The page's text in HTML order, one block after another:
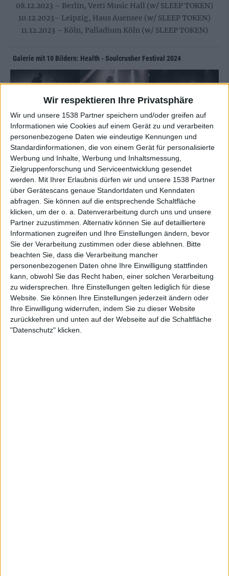
Wir respektieren Ihre Privatsphäre
Wir und unsere 1538 Partner speichern und/oder greifen auf
Informationen wie Cookies auf einem Gerät zu und verarbeiten
personenbezogene Daten wie eindeutige Kennungen und
Standardinformationen, die von einem Gerät für personalisierte
Werbung und Inhalte, Werbung und Inhaltsmessung,
Zielgruppenforschung und Serviceentwicklung gesendet
werden.
Mit Ihrer Erlaubnis dürfen wir und unsere 1538 Partner
über Gerätescans genaue Standortdaten und Kenndaten
abfragen. Sie können auf die entsprechende Schaltfläche
klicken, um der o. a. Datenverarbeitung durch uns und unsere
Partner zuzustimmen. Alternativ können Sie auf detailliertere
Informationen zugreifen und Ihre Einstellungen ändern, bevor
Sie der Verarbeitung zustimmen oder diese ablehnen.
Bitte
beachten Sie, dass die Verarbeitung mancher
personenbezogenen Daten ohne Ihre Einwilligung stattfinden
kann, obwohl Sie das Recht haben, einer solchen Verarbeitung
zu widersprechen. Ihre Einstellungen gelten lediglich für diese
Website. Sie können Ihre Einstellungen jederzeit ändern oder
Ihre Einwilligung widerrufen, indem Sie zu dieser Website
zurückkehren und unten auf der Webseite auf die Schaltfläche
"Datenschutz" klicken.
08.12.2023 – Berlin, Verti Music Hall (w/ SLEEP TOKEN)
10.12.2023– Leipzig, Haus Auensee (w/ SLEEP TOKEN)
11.12.2023 – Köln, Palladium Köln (w/ SLEEP TOKEN)
Galerie mit 10 Bildern: Health - Soulcrusher Festival 2024
Galerie schließen Galerie in groß öffnen
Zur Startseite